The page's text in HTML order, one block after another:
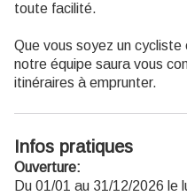
toute facilité.
Que vous soyez un
notre équipe saura vous
itinéraires à emprunter.
Infos pratiques
Ouverture:
Du 01/01 au 31/12/2026 le